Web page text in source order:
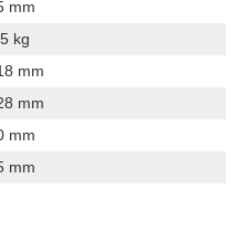
mm
kg
mm
mm
mm
mm